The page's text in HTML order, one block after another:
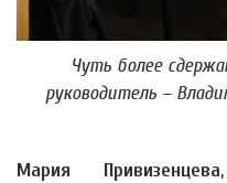
Чуть более
руководитель –
Мария Привизенцева